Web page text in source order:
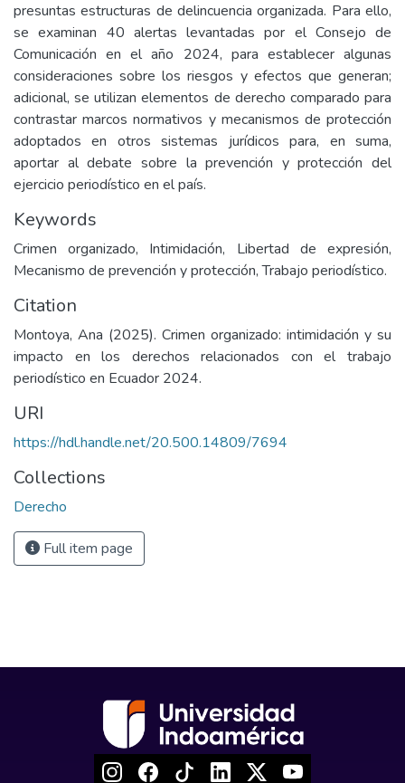
presuntas estructuras de delincuencia organizada. Para ello,
se examinan 40 alertas levantadas por el Consejo de
Comunicación en el año 2024, para establecer algunas
consideraciones sobre los riesgos y efectos que generan;
adicional, se utilizan elementos de derecho comparado para
contrastar marcos normativos y mecanismos de protección
adoptados en otros sistemas jurídicos para, en suma,
aportar al debate sobre la prevención y protección del
ejercicio periodístico en el país.
Keywords
Crimen organizado, Intimidación, Libertad de expresión,
Mecanismo de prevención y protección, Trabajo periodístico.
Citation
Montoya, Ana (2025). Crimen organizado: intimidación y su
impacto en los derechos relacionados con el trabajo
periodístico en Ecuador 2024.
URI
https://hdl.handle.net/20.500.14809/7694
Collections
Derecho
Full item page